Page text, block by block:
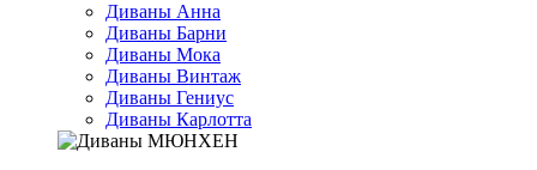
Диваны Анна
Диваны Барни
Диваны Мока
Диваны Винтаж
Диваны Гениус
Диваны Карлотта